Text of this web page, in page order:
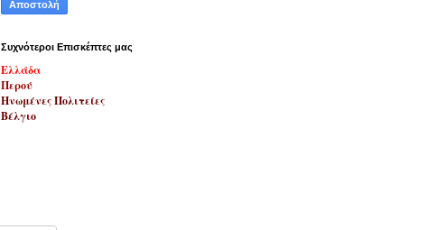
Συχνότεροι Επισκέπτες μας
Ελλάδα
Περού
Ηνωμένες Πολιτείες
Βέλγιο